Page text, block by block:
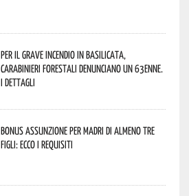
Per il grave incendio in Basilicata,
Carabinieri forestali denunciano un 63enne.
I dettagli
Bonus assunzione per madri di almeno tre
figli: ecco i requisiti